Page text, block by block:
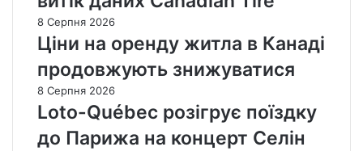
8 Серпня 2026
Ціни на оренду житла в Канаді
продовжують знижуватися
8 Серпня 2026
Loto-Québec розігрує поїздку
до Парижа на концерт Селін